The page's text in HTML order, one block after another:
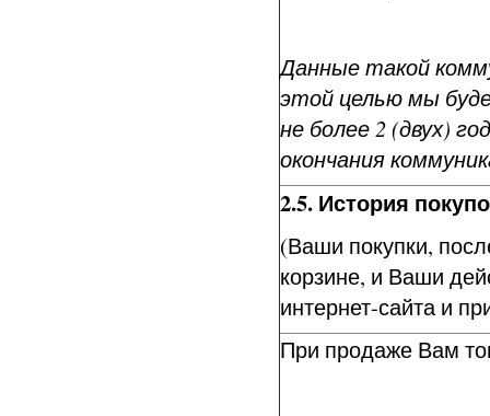
Данные такой
этой целью мы
не более 2 (двух)
окончания
2.5. История
(Ваши покупки,
корзине, и Ваши
интернет-сайта и
При продаже Вам